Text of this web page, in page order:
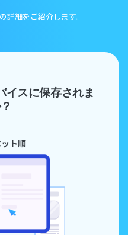
詳細をご紹介します。
イスに保存されま